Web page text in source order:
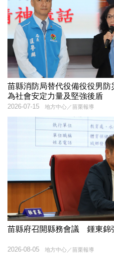
苗縣消防局替代役備役役男
為社會安定力量及堅強後盾
地方中心／苗栗報導
2026-07-15
苗縣府召開縣務會議 鍾東錦
地方中心／苗栗報導
2026-08-05